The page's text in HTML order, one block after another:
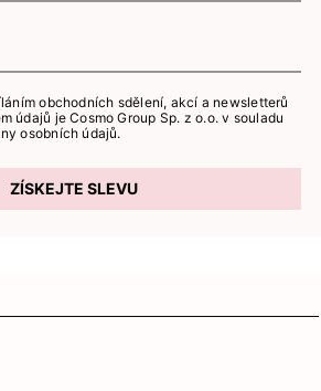
obchodních sdělení, akcí a newsletterů
údajů je Cosmo Group Sp. z o.o. v souladu
osobních údajů.
ZÍSKEJTE SLEVU